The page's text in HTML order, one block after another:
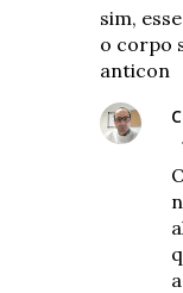
sim,
o corpo
anticon